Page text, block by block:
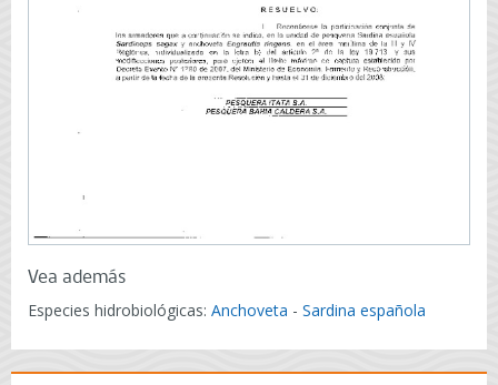
Vea además
Especies hidrobiológicas: Anchoveta - Sardina española